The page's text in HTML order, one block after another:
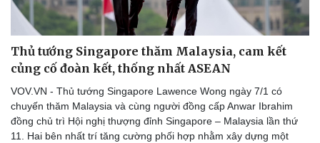
Thủ tướng Singapore thăm Malaysia, cam kết
củng cố đoàn kết, thống nhất ASEAN
VOV.VN - Thủ tướng Singapore Lawence Wong ngày 7/1 có
chuyến thăm Malaysia và cùng người đồng cấp Anwar Ibrahim
đồng chủ trì Hội nghị thượng đỉnh Singapore – Malaysia lần thứ
11. Hai bên nhất trí tăng cường phối hợp nhằm xây dựng một